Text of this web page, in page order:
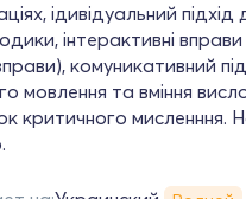
ідивідуальний
інтерактивні
комуникативний
мовлення та вміння
критичного мисленння.